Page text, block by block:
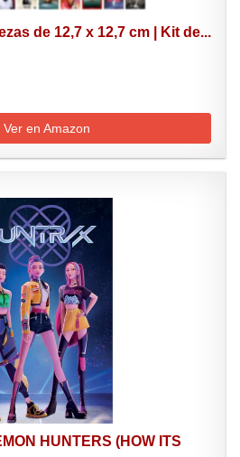
de 12,7 x 12,7 cm | Kit de...
Ver en Amazon
HUNTERS (HOW ITS